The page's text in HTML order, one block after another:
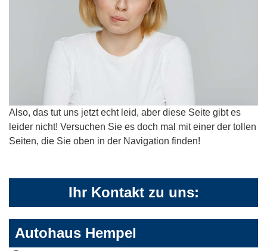
Also, das tut uns jetzt echt leid, aber diese Seite gibt es
leider nicht! Versuchen Sie es doch mal mit einer der tollen
Seiten, die Sie oben in der Navigation finden!
Ihr Kontakt zu uns:
Autohaus Hempel